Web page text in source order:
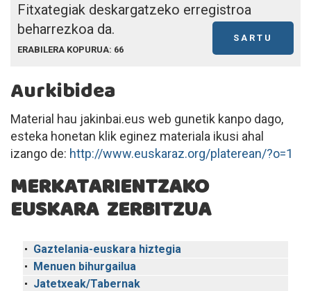
Fitxategiak deskargatzeko erregistroa
beharrezkoa da.
SARTU
ERABILERA KOPURUA: 66
Aurkibidea
Material hau jakinbai.eus web gunetik kanpo dago,
esteka honetan klik eginez materiala ikusi ahal
izango de: http://www.euskaraz.org/platerean/?o=1
MERKATARIENTZAKO
EUSKARA ZERBITZUA
Gaztelania-euskara hiztegia
Menuen bihurgailua
Jatetxeak/Tabernak